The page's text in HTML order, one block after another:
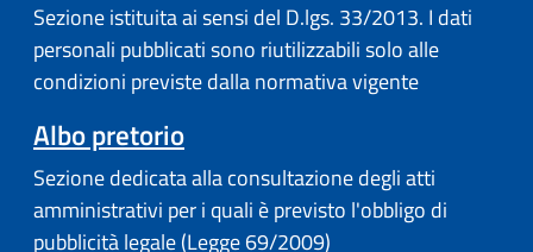
Sezione istituita ai sensi del D.lgs. 33/2013. I dati
personali pubblicati sono riutilizzabili solo alle
condizioni previste dalla normativa vigente
Albo pretorio
Sezione dedicata alla consultazione degli atti
amministrativi per i quali è previsto l'obbligo di
pubblicità legale (Legge 69/2009)